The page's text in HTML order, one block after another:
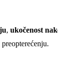
, ukočenost